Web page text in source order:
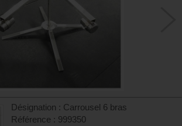
Désignation : Carrousel 6 bras
Référence : 999350